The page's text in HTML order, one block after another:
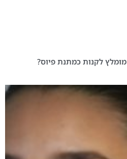
מומלץ לקנות כמתנת פיוס?